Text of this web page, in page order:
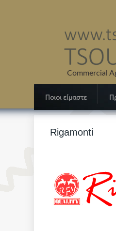
Ποιοι είμαστε
Rigamonti